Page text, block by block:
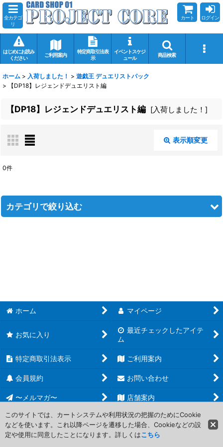
全カテゴ
リ
カート ログイン
はじめにお読み
ください
ご利用案内
特定商取引法表
示
イベントスケジ
ュール
商品検索
ホーム > 入荷しました！ > 遊戯王 デュエリストパック
>
【DP18】レジェンドデュエリスト編
【DP18】レジェンドデュエリスト編 [入荷しました！ ]
表示順変更
在庫あり
0件
カテゴリで絞り込む
【DP26】深淵のデュエリスト編
【DP25】疾風のデュエリスト編
【DP24】冥闇のデュエリスト編
【DP23】レジェンドデュエリスト編6
【DP21】レジェンドデュエリスト編4
ホーム マイページ
お気に入り
最近チェックしたアイテ
ム
特定商取引法表示 ご利用案内
会員規約 お問い合わせ
〜メルマガ〜 店舗案内
Copyright (C) 2006-2017 PROJECT CORE Corporation. All Rights
Reserved.
このサイトでは、カートシステムや利用状況の把握のためにCookie
などを使います。これ以降ページを遷移した場合、Cookieなどの設
定や使用に同意したことになります。詳しくはこちら